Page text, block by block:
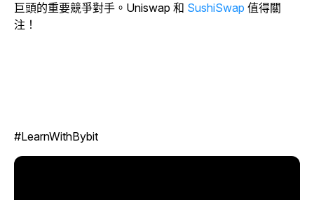
巨頭的重要競爭對手。Uniswap 和 SushiSwap 值得關
注！
#LearnWithBybit